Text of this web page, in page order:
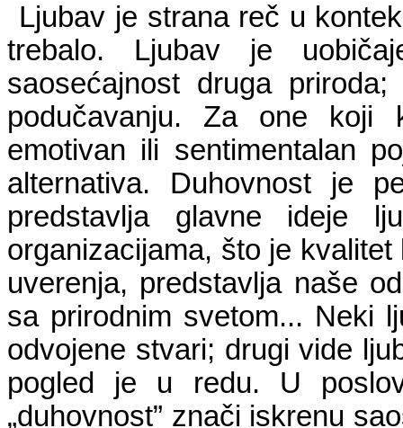
Ljubav je strana reč u
trebalo. Ljubav je
saosećajnost druga
podučavanju. Za one koji
emotivan ili sentimentalan
alternativa. Duhovnost je
predstavlja glavne ideje
organizacijama, što je
uverenja, predstavlja naše
sa prirodnim svetom... Neki
odvojene stvari; drugi vide
pogled je u redu. U
„duhovnost” znači iskrenu